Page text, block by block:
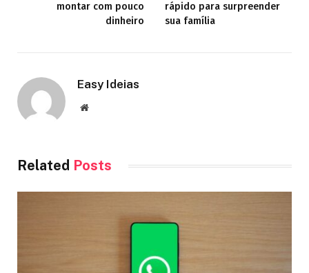
montar com pouco
dinheiro
rápido para surpreender
sua família
Easy Ideias
Website
Related Posts